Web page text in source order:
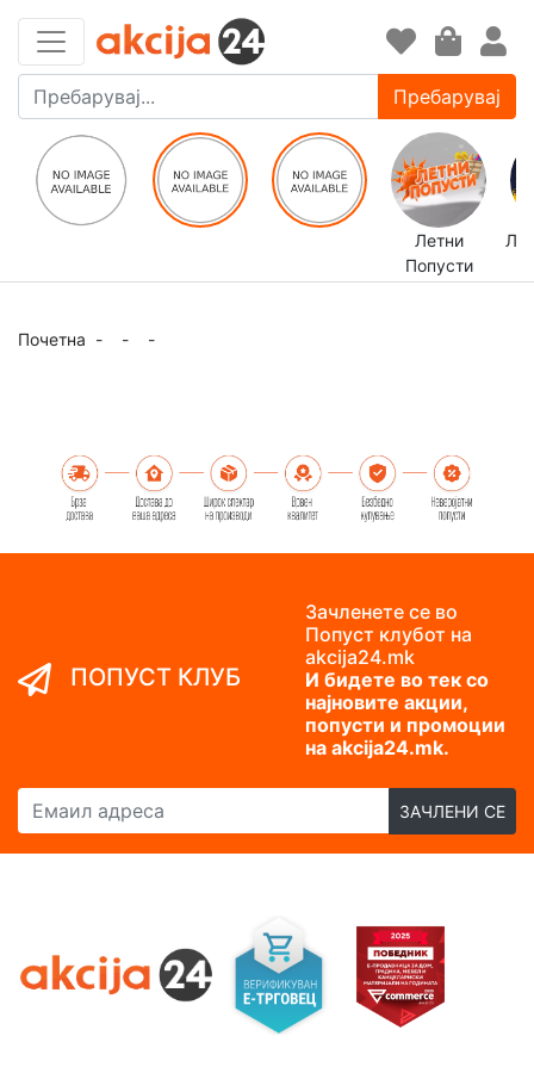
Пребарувај
Летни
Попусти
Почетна - - -
ПОПУСТ КЛУБ
Зачленете се во
Попуст клубот на
akcija24.mk
И бидете во тек со
најновите акции,
попусти и промоции
на akcija24.mk.
Емаил адреса
ЗАЧЛЕНИ СЕ